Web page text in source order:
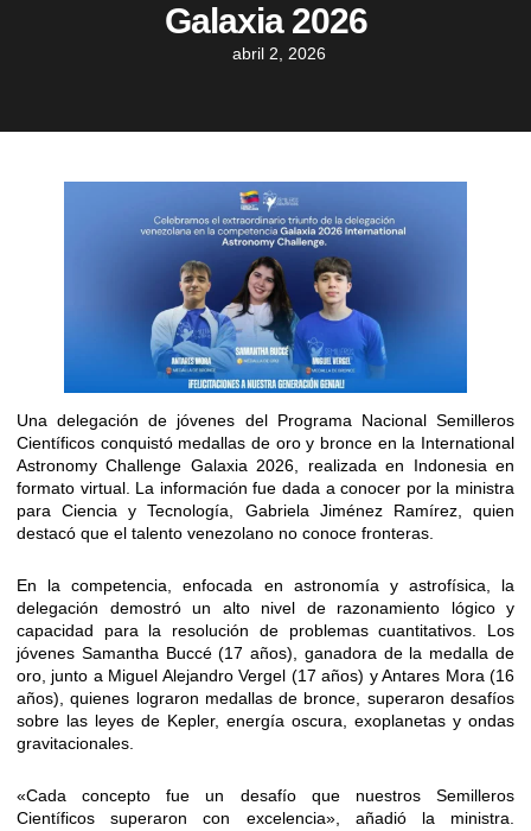
Galaxia 2026
abril 2, 2026
Una delegación de jóvenes del Programa Nacional Semilleros
Científicos conquistó medallas de oro y bronce en la International
Astronomy Challenge Galaxia 2026, realizada en Indonesia en
formato virtual. La información fue dada a conocer por la ministra
para Ciencia y Tecnología, Gabriela Jiménez Ramírez, quien
destacó que el talento venezolano no conoce fronteras.
​En la competencia, enfocada en astronomía y astrofísica, la
delegación demostró un alto nivel de razonamiento lógico y
capacidad para la resolución de problemas cuantitativos. Los
jóvenes Samantha Buccé (17 años), ganadora de la medalla de
oro, junto a Miguel Alejandro Vergel (17 años) y Antares Mora (16
años), quienes lograron medallas de bronce, superaron desafíos
sobre las leyes de Kepler, energía oscura, exoplanetas y ondas
gravitacionales.
​«Cada concepto fue un desafío que nuestros Semilleros
Científicos superaron con excelencia», añadió la ministra.